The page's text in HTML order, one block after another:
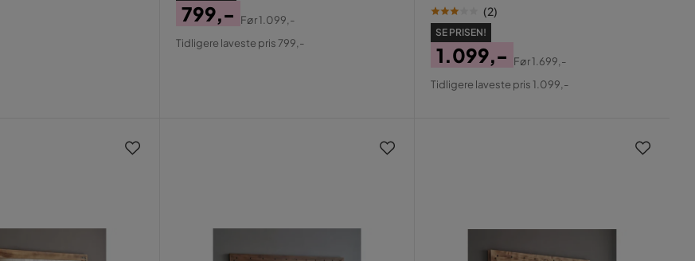
Pris
799,-
Original
Før1.099,-
Tidligere laveste pris 799,-
(2)
SE PRISEN!
Pris
1.099,-
Original
Før1.699,-
Tidligere laveste pris 1.099,-